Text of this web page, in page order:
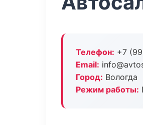
Телефон: +7
Email:
Город: Вологда
Режим работы: